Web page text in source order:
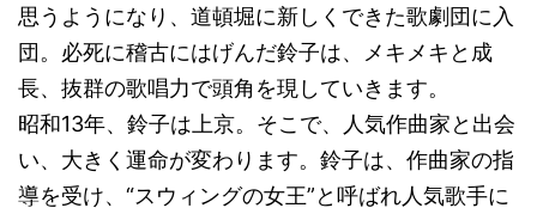
思うようになり、道頓堀に新しくできた歌劇団に入
団。必死に稽古にはげんだ鈴子は、メキメキと成
長、抜群の歌唱力で頭角を現していきます。
昭和13年、鈴子は上京。そこで、人気作曲家と出会
い、大きく運命が変わります。鈴子は、作曲家の指
導を受け、“スウィングの女王”と呼ばれ人気歌手に